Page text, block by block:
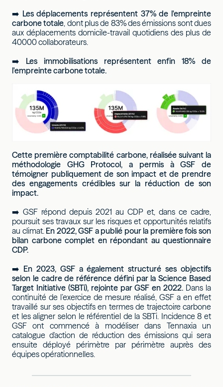
➡️ Les déplacements représentent 37% de l'empreinte
carbone totale , dont plus de 83% des émissions sont dues
aux déplacements domicile-travail quotidiens des plus de
40000 collaborateurs.
➡️ Les immobilisations représentent enfin 18% de
l'empreinte carbone totale.
Cette première comptabilité carbone, réalisée suivant la
méthodologie GHG Protocol, a permis à GSF de
témoigner publiquement de son impact et de prendre
des engagements crédibles sur la réduction de son
impact.
➡️ GSF répond depuis 2021 au CDP et, dans ce cadre,
poursuit ses travaux sur les risques et opportunités relatifs
au climat.En 2022, GSF a publié pour la première fois son
bilan carbone complet en répondant au questionnaire
CDP.
➡️ En 2023, GSF a également structuré ses objectifs
selon le cadre de référence défini par la Science Based
Target Initiative (SBTi), rejointe par GSF en 2022. Dans la
continuité de l’exercice de mesure réalisé, GSF a en effet
travaillé sur ses objectifs en termes de trajectoire carbone
et les aligner selon le référentiel de la SBTi. Incidence 8 et
GSF ont commencé à modéliser dans Tennaxia un
catalogue d'action de réduction des émissions qui sera
ensuite déployé périmètre par périmètre auprès des
équipes opérationnelles.